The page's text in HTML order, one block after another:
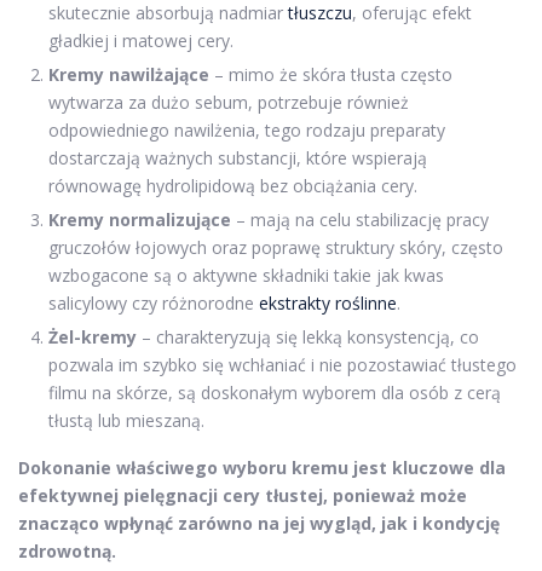
skutecznie absorbują nadmiartłuszczu, oferując efekt
gładkiej i matowej cery.
Kremy nawilżające – mimo że skóra tłusta często
wytwarza za dużo sebum, potrzebuje również
odpowiedniego nawilżenia, tego rodzaju preparaty
dostarczają ważnych substancji, które wspierają
równowagę hydrolipidową bez obciążania cery.
Kremy normalizujące – mają na celu stabilizację pracy
gruczołów łojowych oraz poprawę struktury skóry, często
wzbogacone są o aktywne składniki takie jak kwas
salicylowy czy różnorodne ekstrakty roślinne.
Żel-kremy – charakteryzują się lekką konsystencją, co
pozwala im szybko się wchłaniać i nie pozostawiać tłustego
filmu na skórze, są doskonałym wyborem dla osób z cerą
tłustą lub mieszaną.
Dokonanie właściwego wyboru kremu jest kluczowe dla
efektywnej pielęgnacji cery tłustej, ponieważ może
znacząco wpłynąć zarówno na jej wygląd, jak i kondycję
zdrowotną.